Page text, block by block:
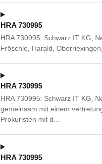
HRA 730995
HRA 730995: Schwarz IT KG,
Fröschle, Harald,
HRA 730995
HRA 730995: Schwarz IT KG,
gemeinsam mit einem
Prokuristen mit d…
HRA 730995